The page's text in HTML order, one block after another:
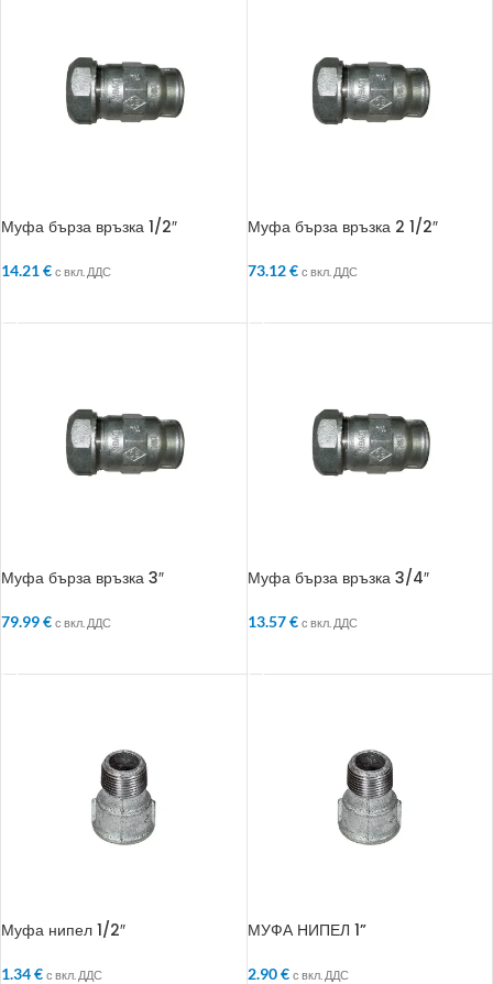
Муфа бърза връзка 1/2″
14.21€ с вкл. ДДС
Муфа бърза връзка 2 1/2″
73.12€ с вкл. ДДС
Муфа бърза връзка 3″
79.99€ с вкл. ДДС
Муфа бърза връзка 3/4″
13.57€ с вкл. ДДС
Муфа нипел 1/2″
1.34€ с вкл. ДДС
МУФА НИПЕЛ 1”
2.90€ с вкл. ДДС